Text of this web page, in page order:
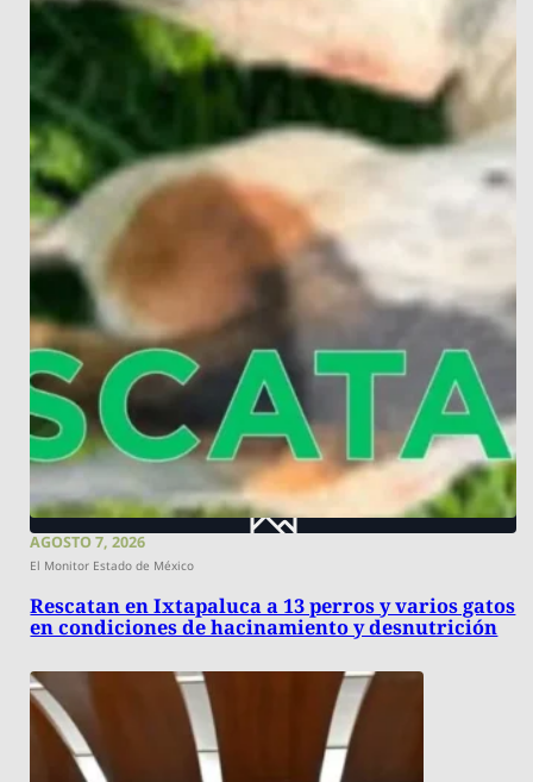
AGOSTO 7, 2026
El Monitor Estado de México
Rescatan en Ixtapaluca a 13 perros y varios gatos
en condiciones de hacinamiento y desnutrición